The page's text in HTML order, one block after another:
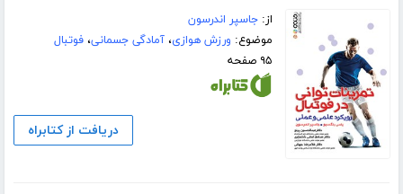
از:جاسپر اندرسون
موضوع: ورزش هوازی،آمادگی جسمانی،فوتبال
۹۵ صفحه
دریافت از کتابراه